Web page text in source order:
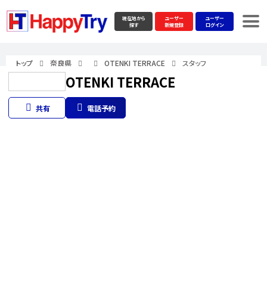
現在地から
探す
ユーザー
新規登録
ユーザー
ログイン
トップ 奈良県 OTENKI TERRACE スタッフ
OTENKI TERRACE
共有 電話予約